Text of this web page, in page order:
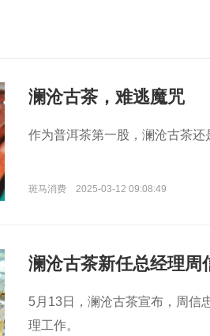
澜沧古茶，难逃魔咒
作为普洱茶第一股，澜沧古茶还
斑马消费 2025-03-12 09:08:49
澜沧古茶新任总经理周
5月13日，澜沧古茶宣布，周信
理工作。